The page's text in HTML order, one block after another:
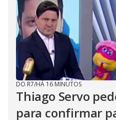
DO R7/HÁ 16 MINUTOS
Thiago Servo
para confirmar